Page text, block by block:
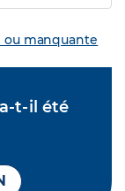
manquante
t-il été